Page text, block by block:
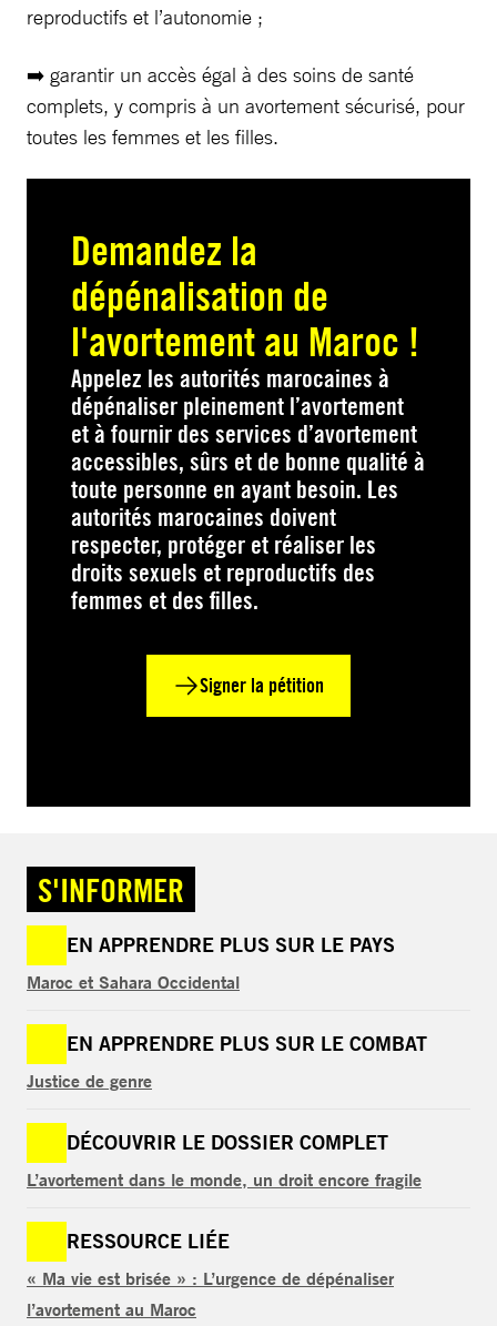
reproductifs et l’autonomie ;
➡️ garantir un accès égal à des soins de santé
complets, y compris à un avortement sécurisé, pour
toutes les femmes et les filles.
Demandez la
dépénalisation de
l'avortement au Maroc !
Appelez les autorités marocaines à
dépénaliser pleinement l’avortement
et à fournir des services d’avortement
accessibles, sûrs et de bonne qualité à
toute personne en ayant besoin. Les
autorités marocaines doivent
respecter, protéger et réaliser les
droits sexuels et reproductifs des
femmes et des filles.
Signer la pétition
S'INFORMER
EN APPRENDRE PLUS SUR LE PAYS
Maroc et Sahara Occidental
EN APPRENDRE PLUS SUR LE COMBAT
Justice de genre
DÉCOUVRIR LE DOSSIER COMPLET
L’avortement dans le monde, un droit encore fragile
RESSOURCE LIÉE
« Ma vie est brisée » : L’urgence de dépénaliser
l’avortement au Maroc